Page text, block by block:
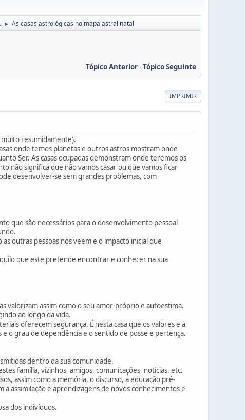
► As casas astrológicas no mapa astral natal
Tópico Anterior-Tópico Seguinte
IMPRIMIR
muito resumidamente).
onde temos planetas e outros astros mostram onde
Ser. As casas ocupadas demonstram onde teremos os
não significa que não vamos casar ou que vamos ficar
desenvolver-se sem grandes problemas, com
que são necessários para o desenvolvimento pessoal
outras pessoas nos veem e o impacto inicial que
que este pretende encontrar e conhecer na sua
valorizam assim como o seu amor-próprio e autoestima.
ao longo da vida.
oferecem segurança. É nesta casa que os valores e a
o grau de dependência e o sentido de posse e pertença.
dentro da sua comunidade.
família, vizinhos, amigos, comunicações, noticias, etc.
assim como a memória, o discurso, a educação pré-
assimilação e aprendizagens de novos conhecimentos e
dos indivíduos.